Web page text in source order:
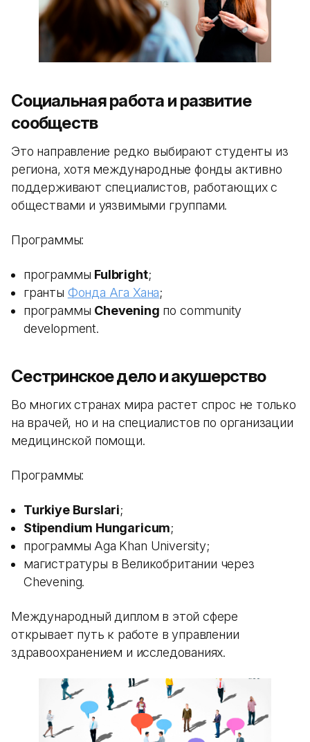
Социальная работа и развитие
сообществ
Это направление редко выбирают студенты из
региона, хотя международные фонды активно
поддерживают специалистов, работающих с
обществами и уязвимыми группами.
Программы:
программы Fulbright;
гранты Фонда Ага Хана;
программы Chevening по community
development.
Сестринское дело и акушерство
Во многих странах мира растет спрос не только
на врачей, но и на специалистов по организации
медицинской помощи.
Программы:
Turkiye Burslari;
Stipendium Hungaricum;
программы Aga Khan University;
магистратуры в Великобритании через
Chevening.
Международный диплом в этой сфере
открывает путь к работе в управлении
здравоохранением и исследованиях.